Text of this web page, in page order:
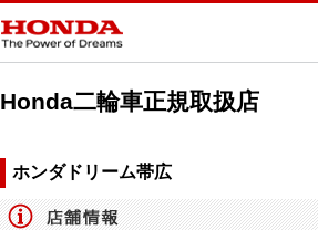
Honda二輪車正規取扱店
ホンダドリーム帯広